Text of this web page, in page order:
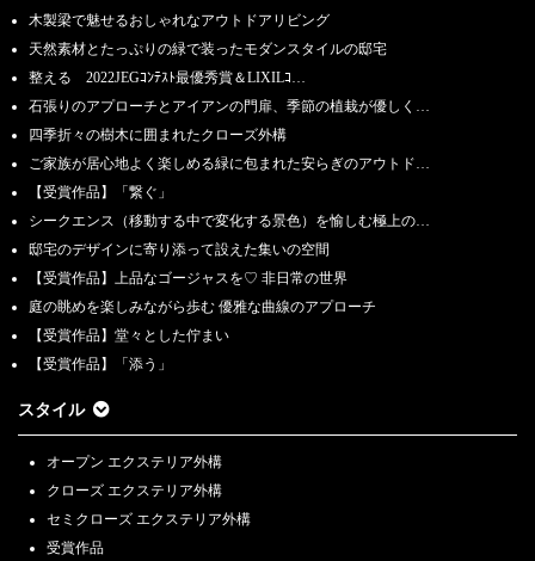
木製梁で魅せるおしゃれなアウトドアリビング
天然素材とたっぷりの緑で装ったモダンスタイルの邸宅
整える 2022JEGｺﾝﾃｽﾄ最優秀賞＆LIXILｺ…
石張りのアプローチとアイアンの門扉、季節の植栽が優しく…
四季折々の樹木に囲まれたクローズ外構
ご家族が居心地よく楽しめる緑に包まれた安らぎのアウトド…
【受賞作品】「繋ぐ」
シークエンス（移動する中で変化する景色）を愉しむ極上の…
邸宅のデザインに寄り添って設えた集いの空間
【受賞作品】上品なゴージャスを♡ 非日常の世界
庭の眺めを楽しみながら歩む 優雅な曲線のアプローチ
【受賞作品】堂々とした佇まい
【受賞作品】「添う」
スタイル
オープン エクステリア外構
クローズ エクステリア外構
セミクローズ エクステリア外構
受賞作品